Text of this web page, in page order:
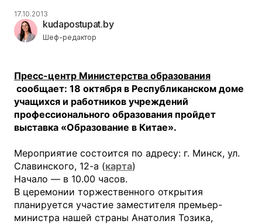
kudapostupat.by
Шеф-редактор
17.10.2013
Пресс-центр Министерства образования
сообщает: 18 октября в Республиканском доме
учащихся и работников учреждений
профессионального образования пройдет
выставка «Образование в Китае».
Мероприятие состоится по адресу: г. Минск, ул.
Славинского, 12-а (карта)
Начало — в 10.00 часов.
В церемонии торжественного открытия
планируется участие заместителя премьер-
министра нашей страны Анатолия Тозика,